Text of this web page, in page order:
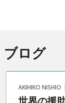
ブログ
AKIHIKO NISHIO